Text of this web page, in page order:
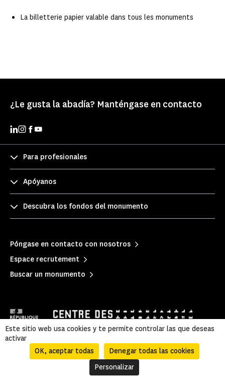
La billetterie papier valable dans tous les monuments​
¿Le gusta la abadía? Manténgase en contacto
Para profesionales
Apóyanos
Descubra los fondos del monumento
Póngase en contacto con nosotros
Espace recrutement
Buscar un monumento
Mentions légales Información legal y administrativa
Mapa del sitio
Este sitio web usa cookies y te permite controlar las que deseas
activar
OK, aceptar todas
Denegar todas las cookies
Personalizar